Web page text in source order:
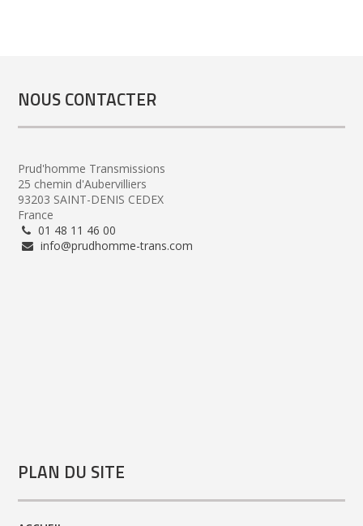
NOUS CONTACTER
Prud'homme Transmissions
25 chemin d'Aubervilliers
93203 SAINT-DENIS CEDEX
France
01 48 11 46 00
info@prudhomme-trans.com
PLAN DU SITE